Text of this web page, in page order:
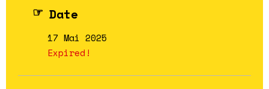
Date
17 Mai 2025
Expired!